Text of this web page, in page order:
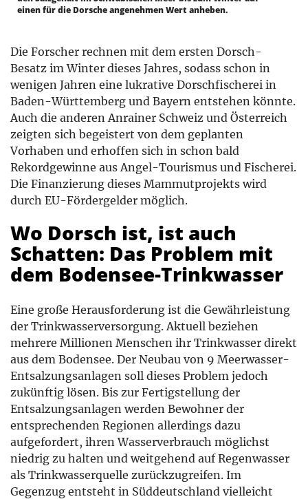
einen für die Dorsche angenehmen Wert anheben.
Die Forscher rechnen mit dem ersten Dorsch-
Besatz im Winter dieses Jahres, sodass schon in
wenigen Jahren eine lukrative Dorschfischerei in
Baden-Württemberg und Bayern entstehen könnte.
Auch die anderen Anrainer Schweiz und Österreich
zeigten sich begeistert von dem geplanten
Vorhaben und erhoffen sich in schon bald
Rekordgewinne aus Angel-Tourismus und Fischerei.
Die Finanzierung dieses Mammutprojekts wird
durch EU-Fördergelder möglich.
Wo Dorsch ist, ist auch
Schatten: Das Problem mit
dem Bodensee-Trinkwasser
Eine große Herausforderung ist die Gewährleistung
der Trinkwasserversorgung. Aktuell beziehen
mehrere Millionen Menschen ihr Trinkwasser direkt
aus dem Bodensee. Der Neubau von 9 Meerwasser-
Entsalzungsanlagen soll dieses Problem jedoch
zukünftig lösen. Bis zur Fertigstellung der
Entsalzungsanlagen werden Bewohner der
entsprechenden Regionen allerdings dazu
aufgefordert, ihren Wasserverbrauch möglichst
niedrig zu halten und weitgehend auf Regenwasser
als Trinkwasserquelle zurückzugreifen. Im
Gegenzug entsteht in Süddeutschland vielleicht